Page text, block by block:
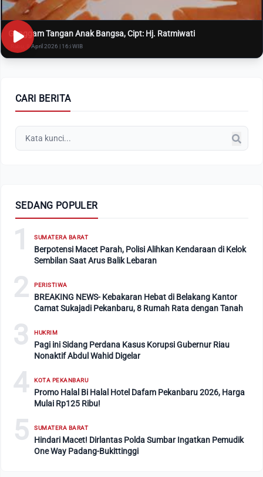
Genggam Tangan Anak Bangsa, Cipt: Hj. Ratmiwati
Rabu, 8 April 2026 | 16:i WIB
CARI BERITA
SEDANG POPULER
1 SUMATERA BARAT
Berpotensi Macet Parah, Polisi Alihkan Kendaraan di Kelok
Sembilan Saat Arus Balik Lebaran
2 PERISTIWA
BREAKING NEWS- Kebakaran Hebat di Belakang Kantor
Camat Sukajadi Pekanbaru, 8 Rumah Rata dengan Tanah
3 HUKRIM
Pagi ini Sidang Perdana Kasus Korupsi Gubernur Riau
Nonaktif Abdul Wahid Digelar
4 KOTA PEKANBARU
Promo Halal Bi Halal Hotel Dafam Pekanbaru 2026, Harga
Mulai Rp125 Ribu!
5 SUMATERA BARAT
Hindari Macet! Dirlantas Polda Sumbar Ingatkan Pemudik
One Way Padang-Bukittinggi